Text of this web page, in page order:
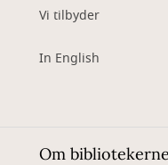
Vi tilbyder
In English
Om bibliotekerne